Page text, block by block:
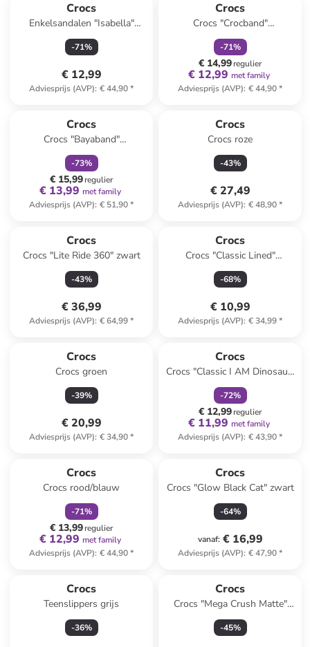
Crocs
Enkelsandalen "Isabella"
zilverkleurig
-71%
€ 12,99
Adviesprijs (AVP): € 44,90*
Crocs
Crocs "Crocband"
donkerblauw
-71%
€ 14,99regulier
€ 12,99 met family
Adviesprijs (AVP): € 44,90*
Crocs
Crocs "Bayaband"
zwart/lichtblauw
-73%
€ 15,99regulier
€ 13,99 met family
Adviesprijs (AVP): € 51,90*
Crocs
Crocs roze
-43%
€ 27,49
Adviesprijs (AVP): € 48,90*
Crocs
Crocs "Lite Ride 360" zwart
-43%
€ 36,99
Adviesprijs (AVP): € 64,99*
Crocs
Crocs "Classic Lined"
donkerblauw
-68%
€ 10,99
Adviesprijs (AVP): € 34,99*
Crocs
Crocs groen
-39%
€ 20,99
Adviesprijs (AVP): € 34,90*
Crocs
Crocs "Classic I AM Dinosaur"
groen
-72%
€ 12,99regulier
€ 11,99 met family
Adviesprijs (AVP): € 43,90*
Crocs
Crocs rood/blauw
-71%
€ 13,99regulier
€ 12,99 met family
Adviesprijs (AVP): € 44,90*
Crocs
Crocs "Glow Black Cat" zwart
-64%
vanaf: € 16,99
Adviesprijs (AVP): € 47,90*
Crocs
Teenslippers grijs
-36%
Crocs
Crocs "Mega Crush Matte"
beige
-45%